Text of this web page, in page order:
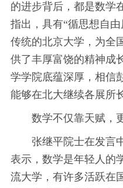
的进步背后，都是数学
指出，具有“循思想自
传统的北京大学，为全
供了丰厚富饶的精神成
学学院底蕴深厚，相信
能够在北大继续各展所
数学不仅靠天赋，
张继平院士在发言中
表示，数学是年轻人的
流大学，有许多活跃在